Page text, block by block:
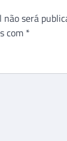
será
com *